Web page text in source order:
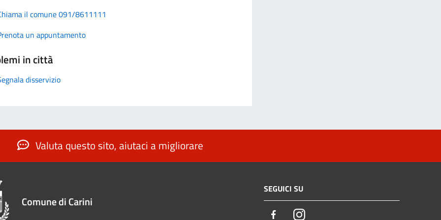
il comune 091/8611111
un appuntamento
in città
disservizio
Valuta questo sito, aiutaci a migliorare
Comune di Carini
SEGUICI SU
FacebookInstagram